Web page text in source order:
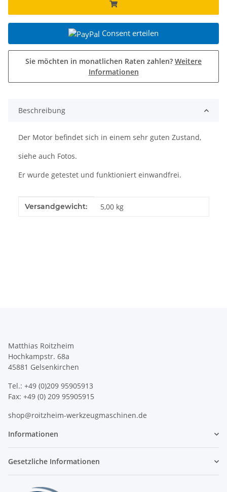
Consent erteilen
Sie möchten in monatlichen Raten zahlen? Weitere
Informationen
Beschreibung
Der Motor befindet sich in einem sehr guten Zustand,
siehe auch Fotos.
Er wurde getestet und funktioniert einwandfrei.
Produkteigenschaft
Wert
Versandgewicht: 5,00 kg
Matthias Roitzheim
Hochkampstr. 68a
45881 Gelsenkirchen
Tel.: +49 (0)209 95905913
Fax: +49 (0) 209 95905915
shop@roitzheim-werkzeugmaschinen.de
Informationen
Gesetzliche Informationen